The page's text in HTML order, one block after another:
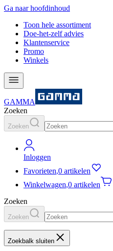
Ga naar hoofdinhoud
Toon hele assortiment
Doe-het-zelf advies
Klantenservice
Promo
Winkels
GAMMA
Zoeken
Zoeken
Inloggen
Favorieten,0 artikelen
Winkelwagen,0 artikelen
Zoeken
Zoeken
Zoekbalk sluiten